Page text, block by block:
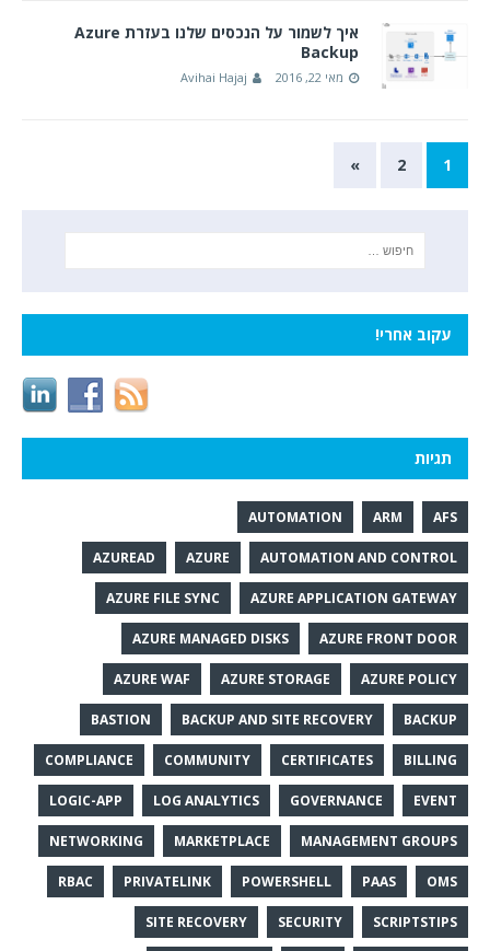
איך לשמור על הנכסים שלנו בעזרת Azure
Backup
מאי 22, 2016 Avihai Hajaj
1
2
»
עקוב אחרי!
תגיות
AFS
ARM
AUTOMATION
AUTOMATION AND CONTROL
AZURE
AZUREAD
AZURE APPLICATION GATEWAY
AZURE FILE SYNC
AZURE FRONT DOOR
AZURE MANAGED DISKS
AZURE POLICY
AZURE STORAGE
AZURE WAF
BACKUP
BACKUP AND SITE RECOVERY
BASTION
BILLING
CERTIFICATES
COMMUNITY
COMPLIANCE
EVENT
GOVERNANCE
LOG ANALYTICS
LOGIC-APP
MANAGEMENT GROUPS
MARKETPLACE
NETWORKING
OMS
PAAS
POWERSHELL
PRIVATELINK
RBAC
SCRIPTSTIPS
SECURITY
SITE RECOVERY